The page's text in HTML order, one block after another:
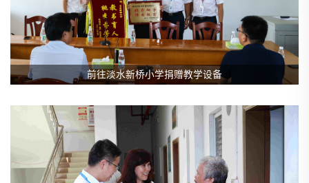
前往淡水新桥小学捐赠教学设备